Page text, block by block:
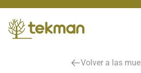
content
Volver a las